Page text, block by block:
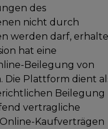
des
nicht durch
werden darf,
hat eine
Beilegung von
Die Plattform dient
Beilegung
vertragliche
Kaufverträgen